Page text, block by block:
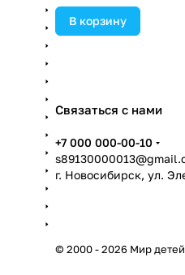
ассортименте.
В корзину
Связаться с нами
+7 000 000-00-10
г. Новосибирск, ул.
© 2000 - 2026 Мир детей